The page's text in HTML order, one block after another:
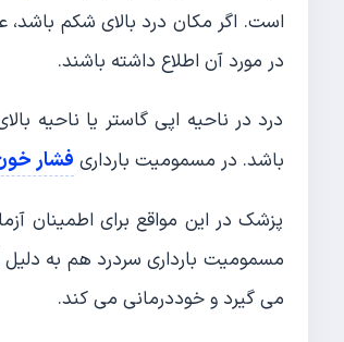
است. اگر مکان درد بالای شکم
در مورد آن اطلاع داشته باشند.
درد در ناحیه اپی گاستر یا ناحیه
باشد. در مسمومیت بارداری فشار
پزشک در این مواقع برای اطمینان
مسمومیت بارداری سردرد هم به دلیل
می گیرد و خوددرمانی می کند.